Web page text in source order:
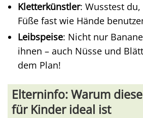
Kletterkünstler: Wusstest
Füße fast wie Hände
Leibspeise: Nicht nur
ihnen – auch Nüsse und
dem Plan!
Elterninfo: Warum
für Kinder ideal ist